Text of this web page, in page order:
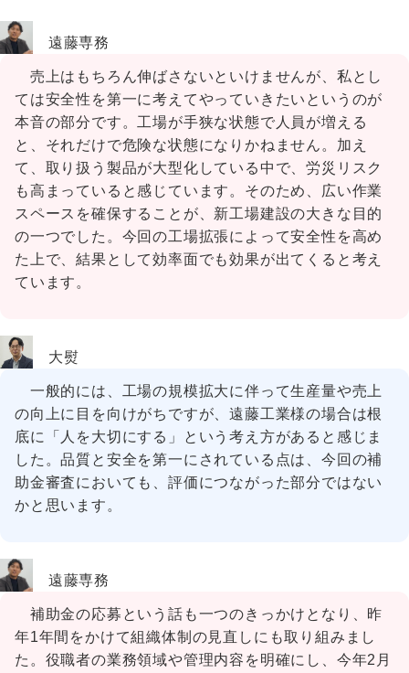
遠藤専務
売上はもちろん伸ばさないといけませんが、私とし
ては安全性を第一に考えてやっていきたいというのが
本音の部分です。工場が手狭な状態で人員が増える
と、それだけで危険な状態になりかねません。加え
て、取り扱う製品が大型化している中で、労災リスク
も高まっていると感じています。そのため、広い作業
スペースを確保することが、新工場建設の大きな目的
の一つでした。今回の工場拡張によって安全性を高め
た上で、結果として効率面でも効果が出てくると考え
ています。
大熨
一般的には、工場の規模拡大に伴って生産量や売上
の向上に目を向けがちですが、遠藤工業様の場合は根
底に「人を大切にする」という考え方があると感じま
した。品質と安全を第一にされている点は、今回の補
助金審査においても、評価につながった部分ではない
かと思います。
遠藤専務
補助金の応募という話も一つのきっかけとなり、昨
年1年間をかけて組織体制の見直しにも取り組みまし
た。役職者の業務領域や管理内容を明確にし、今年2月